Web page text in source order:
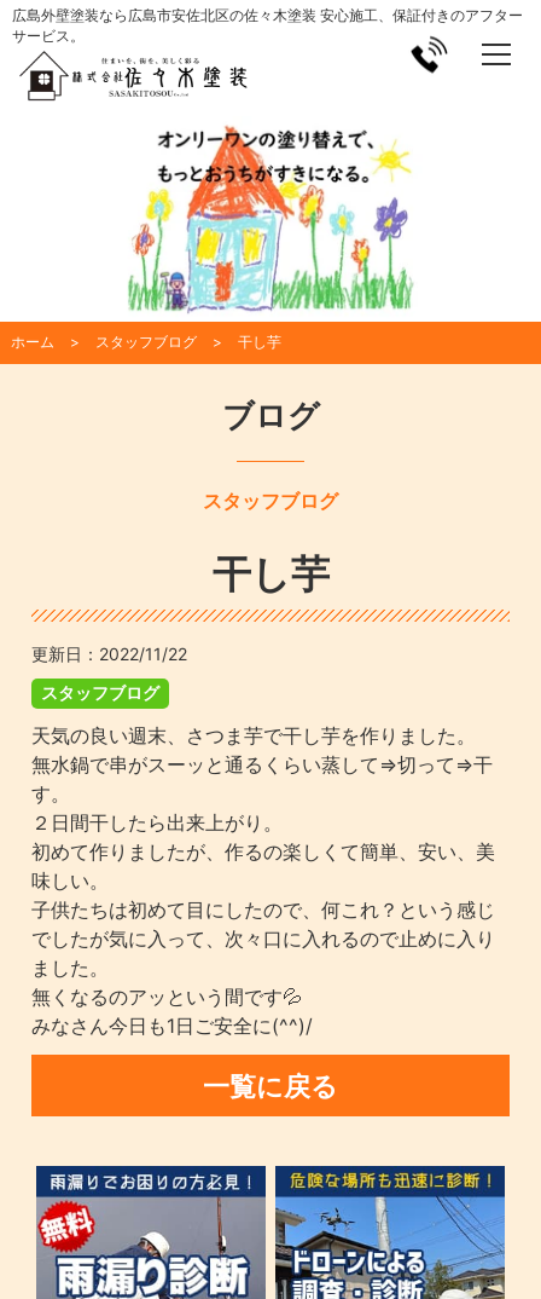
広島外壁塗装なら広島市安佐北区の佐々木塗装 安心施工、保証付きのアフター
サービス。
ホーム スタッフブログ 干し芋
ブログ
スタッフブログ
干し芋
更新日： 2022/11/22
スタッフブログ
天気の良い週末、さつま芋で干し芋を作りました。
無水鍋で串がスーッと通るくらい蒸して⇒切って⇒干
す。
２日間干したら出来上がり。
初めて作りましたが、作るの楽しくて簡単、安い、美
味しい。
子供たちは初めて目にしたので、何これ？という感じ
でしたが気に入って、次々口に入れるので止めに入り
ました。
無くなるのアッという間です💦
みなさん今日も1日ご安全に(^^)/
一覧に戻る